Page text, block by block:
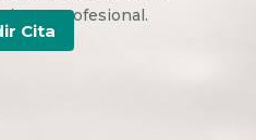
y profesional.
Cita